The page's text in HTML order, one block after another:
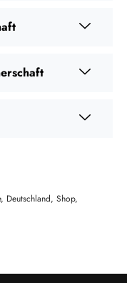
Deutschland, Shop,